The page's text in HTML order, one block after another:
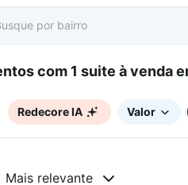
0 Apartamentos
Redecore IA Valor
Mais relevante